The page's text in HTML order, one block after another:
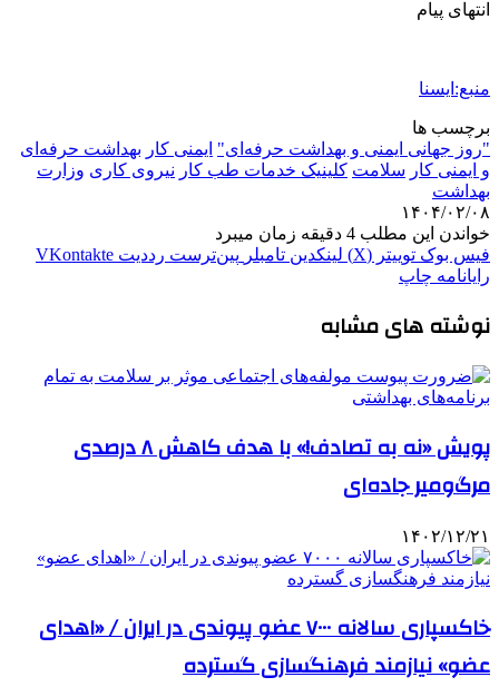
انتهای پیام
منبع:ایسنا
برچسب ها
"روز جهانی ایمنی و بهداشت حرفه‌ای" ایمنی کار بهداشت حرفه‌ای
و ایمنی کار سلامت کلینیک خدمات طب کار نیروی کاری وزارت
بهداشت
۱۴۰۴/۰۲/۰۸
خواندن این مطلب 4 دقیقه زمان میبرد
فیس بوک توییتر (X) لینکدین ‫تامبلر ‫پین‌ترست ‫رددیت ‫VKontakte
رایانامه چاپ
نوشته های مشابه
پویش «نه به تصادف!» با هدف کاهش ۸ درصدی
مرگ‌ومیر جاده‌ای
۱۴۰۲/۱۲/۲۱
خاکسپاری سالانه ۷۰۰۰ عضو پیوندی در ایران / «اهدای
عضو» نیازمند فرهنگسازی گسترده